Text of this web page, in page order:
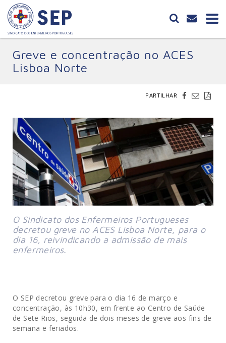
Greve e concentração no ACES
Lisboa Norte
PARTILHAR
O Sindicato dos Enfermeiros Portugueses
decretou greve no ACES Lisboa Norte, para o
dia 16, reivindicando a admissão de mais
enfermeiros.
O SEP decretou greve para o dia 16 de março e
concentração, às 10h30, em frente ao Centro de Saúde
de Sete Rios, seguida de dois meses de greve aos fins de
semana e feriados.